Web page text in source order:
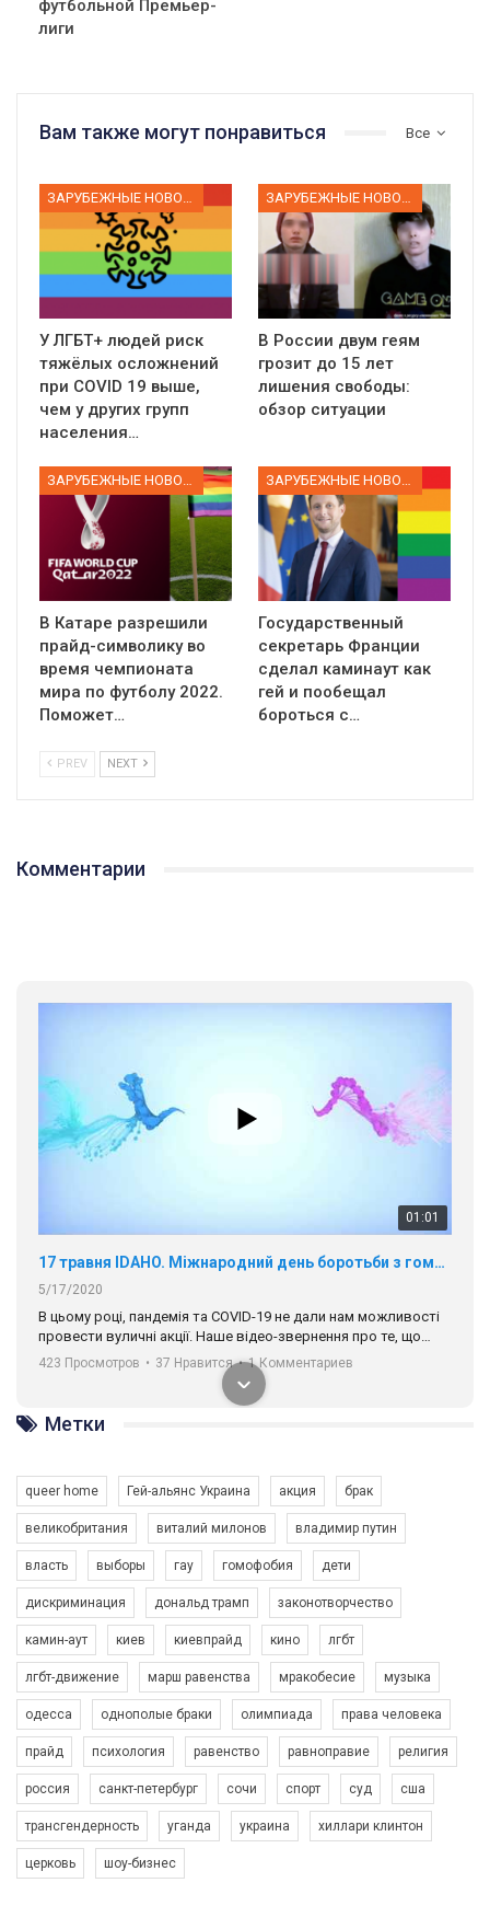
футбольной Премьер-
лиги
Все
Вам также могут понравиться
У ЛГБТ+ людей риск
тяжёлых осложнений
при COVID 19 выше,
чем у других групп
населения…
В России двум геям
грозит до 15 лет
лишения свободы:
обзор ситуации
ЗАРУБЕЖНЫЕ НОВОСТИ
В Катаре разрешили
прайд-символику во
время чемпионата
мира по футболу 2022.
Поможет…
ЗАРУБЕЖНЫЕ НОВОСТИ
Государственный
секретарь Франции
сделал каминаут как
гей и пообещал
бороться с…
PREV NEXT
Комментарии
01:01
17 травня IDAHO. Міжнародний день боротьби з гомофобією трансфобією і біфобія.
5/17/2020
В цьому році, пандемія та COVІD-19 не дали нам можливості
провести вуличні акції. Наше відео-звернення про те, що
навіть коли ми у різних містах та не можемо зустрінеться, ми
разом. Ми закликаємо всіх хто поділяє цінності рівності та
солідарності, приєднатися до нас. Регіональні підрозділи
ГАУ є в 16 областях України.
Разом наш голос лунає гучніше!
423 Просмотров • 37 Нравится • 1 Комментариев
Зупинимо насильство проти ЛГБТ в Україні! Stop violence against LGBT in Ukraine!
6/30/2017
Емоційний та вражаючий промо-ролік на конкурс PACT, який
представляє програму "Гей-альянс Україна" з протидії
насильству проти ЛГБТ в Україні.
Ми просимо вашої підтримки, щоб реалізувати нашу
програму з боротьби з насильством проти ЛГБТ в Україні.
Якщо ти хочеш підтримати нас - просто натисни "лайк" під
1.9K Просмотров • 226 Нравится • 5 Комментариев
Метки
queer home Гей-альянс Украина акция брак
великобритания виталий милонов владимир путин
власть выборы гау гомофобия дети
дискриминация дональд трамп законотворчество
камин-аут киев киевпрайд кино лгбт
лгбт-движение марш равенства мракобесие музыка
одесса однополые браки олимпиада права человека
прайд психология равенство равноправие религия
россия санкт-петербург сочи спорт суд сша
трансгендерность уганда украина хиллари клинтон
церковь шоу-бизнес